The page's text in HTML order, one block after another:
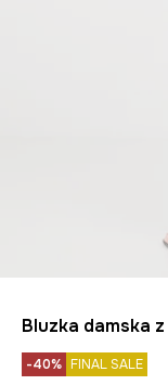
Bluzka damska
-40% FINAL SALE